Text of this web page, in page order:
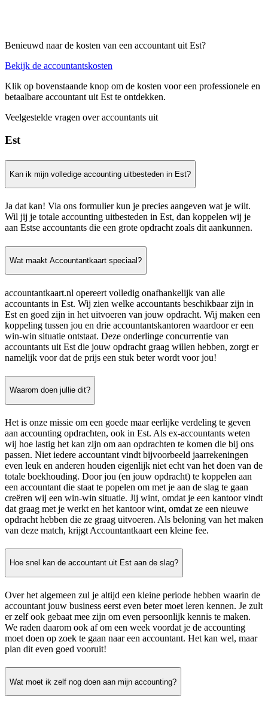
Benieuwd naar de kosten van een accountant uit Est?
Bekijk de accountantskosten
Klik op bovenstaande knop om de kosten voor een professionele en
betaalbare accountant uit Est te ontdekken.
Veelgestelde vragen over accountants uit
Est
Kan ik mijn volledige accounting uitbesteden in Est?
Ja dat kan! Via ons formulier kun je precies aangeven wat je wilt.
Wil jij je totale accounting uitbesteden in Est, dan koppelen wij je
aan Estse accountants die een grote opdracht zoals dit aankunnen.
Wat maakt Accountantkaart speciaal?
accountantkaart.nl opereert volledig onafhankelijk van alle
accountants in Est. Wij zien welke accountants beschikbaar zijn in
Est en goed zijn in het uitvoeren van jouw opdracht. Wij maken een
koppeling tussen jou en drie accountantskantoren waardoor er een
win-win situatie ontstaat. Deze onderlinge concurrentie van
accountants uit Est die jouw opdracht graag willen hebben, zorgt er
namelijk voor dat de prijs een stuk beter wordt voor jou!
Waarom doen jullie dit?
Het is onze missie om een goede maar eerlijke verdeling te geven
aan accounting opdrachten, ook in Est. Als ex-accountants weten
wij hoe lastig het kan zijn om aan opdrachten te komen die bij ons
passen. Niet iedere accountant vindt bijvoorbeeld jaarrekeningen
even leuk en anderen houden eigenlijk niet echt van het doen van de
totale boekhouding. Door jou (en jouw opdracht) te koppelen aan
een accountant die staat te popelen om met je aan de slag te gaan
creëren wij een win-win situatie. Jij wint, omdat je een kantoor vindt
dat graag met je werkt en het kantoor wint, omdat ze een nieuwe
opdracht hebben die ze graag uitvoeren. Als beloning van het maken
van deze match, krijgt Accountantkaart een kleine fee.
Hoe snel kan de accountant uit Est aan de slag?
Over het algemeen zul je altijd een kleine periode hebben waarin de
accountant jouw business eerst even beter moet leren kennen. Je zult
er zelf ook gebaat mee zijn om even persoonlijk kennis te maken.
We raden daarom ook af om een week voordat je de accounting
moet doen op zoek te gaan naar een accountant. Het kan wel, maar
plan dit even goed vooruit!
Wat moet ik zelf nog doen aan mijn accounting?